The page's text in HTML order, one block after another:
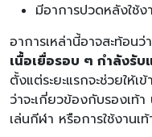
มีอาการปวดหลังใช้ง
อาการเหล่านี้อาจสะท้อนว่า
เนื้อเยื่อรอบ ๆ กำลังรับ
ตั้งแต่ระยะแรกจะช่วยให้
ว่าจะเกี่ยวข้องกับรองเท้
เล่นกีฬา หรือการใช้งานเท้